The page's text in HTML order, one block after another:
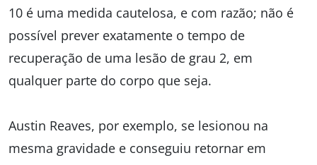
10 é uma medida cautelosa, e com razão; não é
possível prever exatamente o tempo de
recuperação de uma lesão de grau 2, em
qualquer parte do corpo que seja.
Austin Reaves, por exemplo, se lesionou na
mesma gravidade e conseguiu retornar em